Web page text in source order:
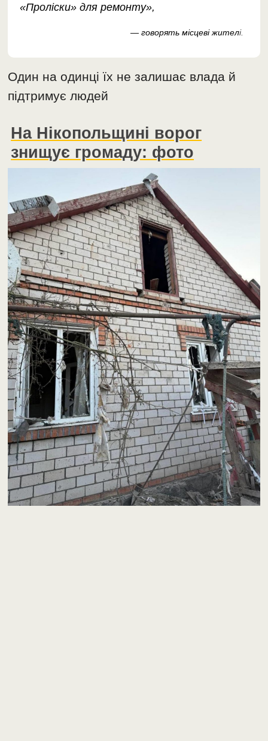
«Проліски» для ремонту»,
— говорять місцеві жителі.
Один на одинці їх не залишає влада й
підтримує людей
На Нікопольщині ворог
знищує громаду: фото